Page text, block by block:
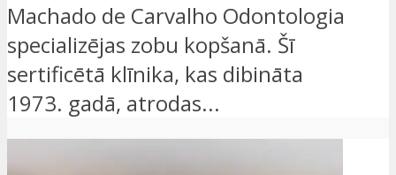
Machado de Carvalho Odontologia
specializējas zobu kopšanā. Šī
sertificētā klīnika, kas dibināta
1973. gadā, atrodas...